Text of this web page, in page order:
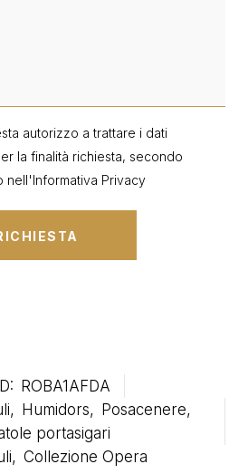
autorizzo a trattare i dati
la finalità richiesta, secondo
nell'Informativa Privacy
ROBA1AFDA
, Humidors, Posacenere,
portasigari
, Collezione Opera